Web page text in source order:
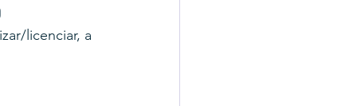
licenciar, a